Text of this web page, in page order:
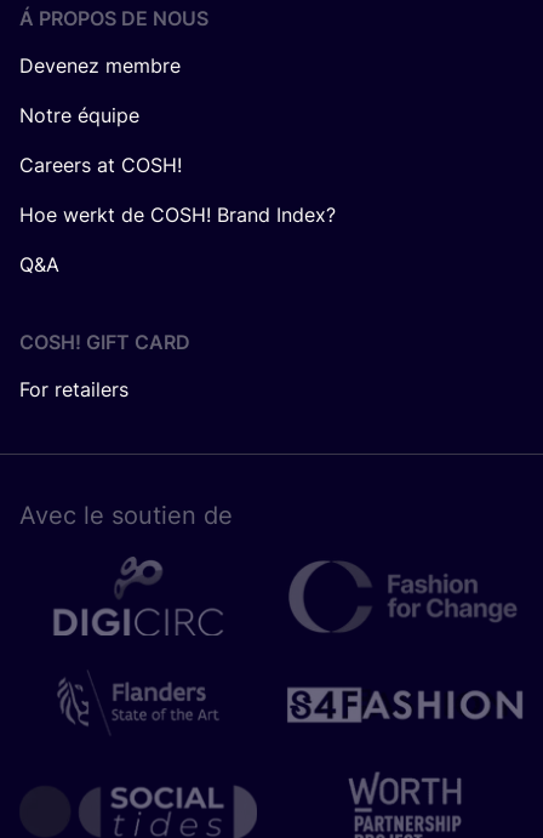
Á PROPOS DE NOUS
Devenez membre
Notre équipe
Careers at COSH!
Hoe werkt de COSH! Brand Index?
Q&A
COSH! GIFT CARD
For retailers
Avec le sou­tien de